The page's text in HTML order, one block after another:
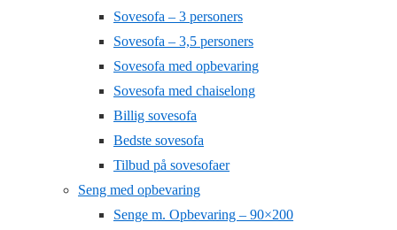
Sovesofa – 3 personers
Sovesofa – 3,5 personers
Sovesofa med opbevaring
Sovesofa med chaiselong
Billig sovesofa
Bedste sovesofa
Tilbud på sovesofaer
Seng med opbevaring
Senge m. Opbevaring – 90×200